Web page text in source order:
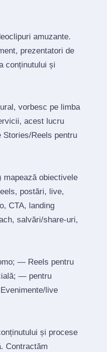
amuzante.
prezentatori de
conținutului și
vorbesc pe limba
acest lucru
Reels pentru
mapează obiectivele
postări, live,
CTA, landing
salvări/share‑uri,
— Reels pentru
— pentru
live
și procese
Contractăm